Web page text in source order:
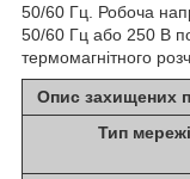
50/60 Гц. Робоча
50/60 Гц або 250 В
термомагнітного
Опис захищених
Тип мережі